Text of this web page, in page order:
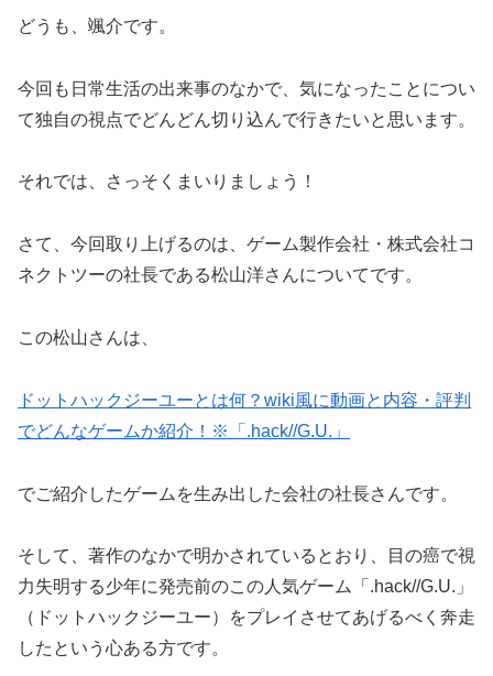
どうも、颯介です。
今回も日常生活の出来事のなかで、気になったことについ
て独自の視点でどんどん切り込んで行きたいと思います。
それでは、さっそくまいりましょう！
さて、今回取り上げるのは、ゲーム製作会社・株式会社コ
ネクトツーの社長である松山洋さんについてです。
この松山さんは、
ドットハックジーユーとは何？wiki風に動画と内容・評判
でどんなゲームか紹介！※「.hack//G.U.」
でご紹介したゲームを生み出した会社の社長さんです。
そして、著作のなかで明かされているとおり、目の癌で視
力失明する少年に発売前のこの人気ゲーム「.hack//G.U.」
（ドットハックジーユー）をプレイさせてあげるべく奔走
したという心ある方です。